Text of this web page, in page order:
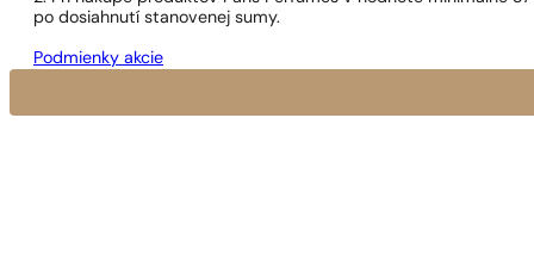
po dosiahnutí stanovenej sumy.
Podmienky akcie